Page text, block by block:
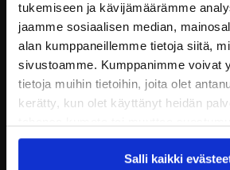
tukemiseen ja kävijämäärämme
jaamme sosiaalisen median,
alan kumppaneillemme tietoja siitä,
sivustoamme. Kumppanimme voivat
tietoja muihin tietoihin, joita olet
kerätty, kun olet käyttänyt heidän
käytöstäEvästeet-sivultamme.
Salli kaikki
JYP Jyväskylä Oy
Puistokatu 21, 40200